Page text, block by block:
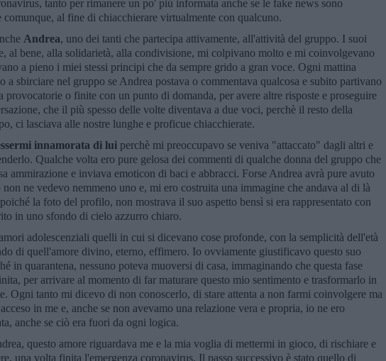
tanto per rimanere un po' più informata anche se le fake news sono
al fine di chiacchierare virtualmente con qualcuno.
Andrea, uno dei tanti che partecipa attivamente, all'attività del gruppo. I suoi
al bene, alla solidarietà, alla condivisione, mi colpivano molto e mi coinvolgevano
a pieno i miei stessi principi che da sempre grido a gran voce. Ogni mattina
a sbirciare nel gruppo se Andrea postava o commentava qualcosa e subito partivano
provocatorie o finite con un punto di domanda, per avere altre risposte e proseguire
che il più spesso delle volte diventava a due voci, perchè il resto della
ci lasciava alle nostre lunghe e proficue chiacchierate.
innamorata di lui perchè mi preoccupavo se veniva "attaccato" dagli altri e
Qualche volta ero pure gelosa dei commenti di qualche donna del gruppo che
ammirazione e inviava emoticon di baci e abbracci. Forse Andrea avrà pure avuto
ne vedevo nemmeno uno e, mi ero costruita una immagine che andava al di là
la foto del profilo, non mostrava il suo aspetto bensì si era rappresentato con
in uno sfondo di cielo azzurro chiaro.
adolescenziali quelli in cui si dicevano cose profonde, con la semplicità dell'età
di quell'amore divino, eterno, effimero. Io ovviamente giustificavo questo suo
in quarantena, nessuno poteva muoversi di casa, immaginando che questa fase
per arrivare al momento di far maturare questo mio sentimento e trasformarlo in
Ogni tanto mi dicevo di non conoscerlo, di stare attenta a non farmi coinvolgere ma
in me e, anche se non avevamo una relazione vera e propria, io ne ero
anche se ciò era fuori da ogni logica.
questo amore riguardava me e la mia voglia di mettermi in gioco, di rischiare e
una volta finita l'emergenza coronavirus. Il passo successivo è stato quello di